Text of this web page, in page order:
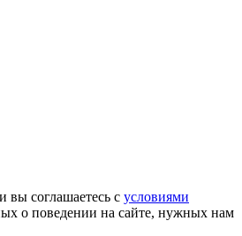
вы соглашаетесь с условиями
о поведении на сайте, нужных нам